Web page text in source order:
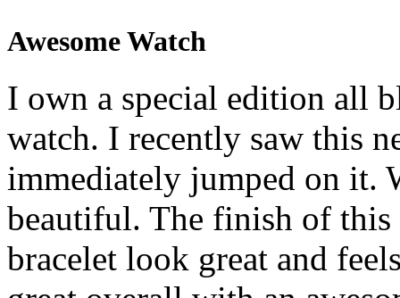
Awesome Watch
I own a special edition all
watch. I recently saw this
immediately jumped on it.
beautiful. The finish of this
bracelet look great and